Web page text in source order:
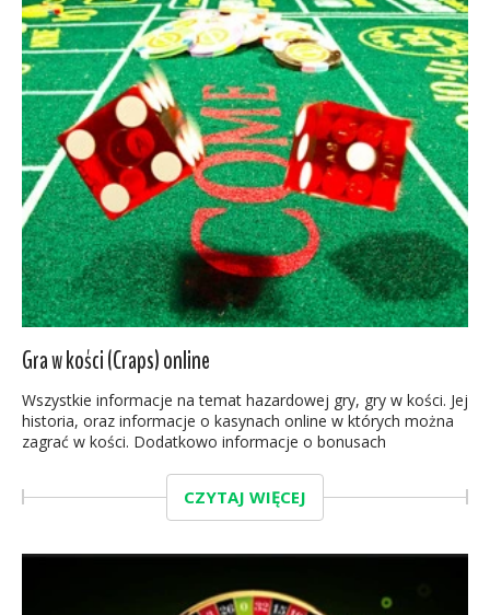
Gra w kości (Craps) online
Wszystkie informacje na temat hazardowej gry, gry w kości. Jej
historia, oraz informacje o kasynach online w których można
zagrać w kości. Dodatkowo informacje o bonusach
CZYTAJ WIĘCEJ